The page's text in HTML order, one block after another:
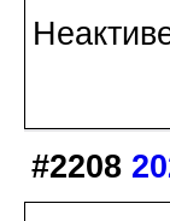
#2208